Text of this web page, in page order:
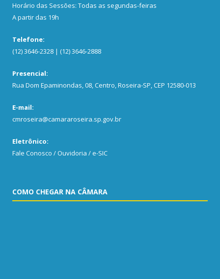
Horário das Sessões: Todas as segundas-feiras
A partir das 19h
Telefone:
(12) 3646-2328 | (12) 3646-2888
Presencial:
Rua Dom Epaminondas, 08, Centro, Roseira-SP, CEP 12580-013
E-mail:
cmroseira@camararoseira.sp.gov.br
Eletrônico:
Fale Conosco / Ouvidoria / e-SIC
COMO CHEGAR NA CÂMARA